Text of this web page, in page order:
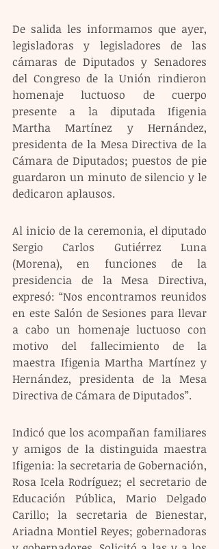
De salida les informamos que ayer,
legisladoras y legisladores de las
cámaras de Diputados y Senadores
del Congreso de la Unión rindieron
homenaje luctuoso de cuerpo
presente a la diputada Ifigenia
Martha Martínez y Hernández,
presidenta de la Mesa Directiva de la
Cámara de Diputados; puestos de pie
guardaron un minuto de silencio y le
dedicaron aplausos.
Al inicio de la ceremonia, el diputado
Sergio Carlos Gutiérrez Luna
(Morena), en funciones de la
presidencia de la Mesa Directiva,
expresó: “Nos encontramos reunidos
en este Salón de Sesiones para llevar
a cabo un homenaje luctuoso con
motivo del fallecimiento de la
maestra Ifigenia Martha Martínez y
Hernández, presidenta de la Mesa
Directiva de Cámara de Diputados”.
Indicó que los acompañan familiares
y amigos de la distinguida maestra
Ifigenia: la secretaria de Gobernación,
Rosa Icela Rodríguez; el secretario de
Educación Pública, Mario Delgado
Carillo; la secretaria de Bienestar,
Ariadna Montiel Reyes; gobernadoras